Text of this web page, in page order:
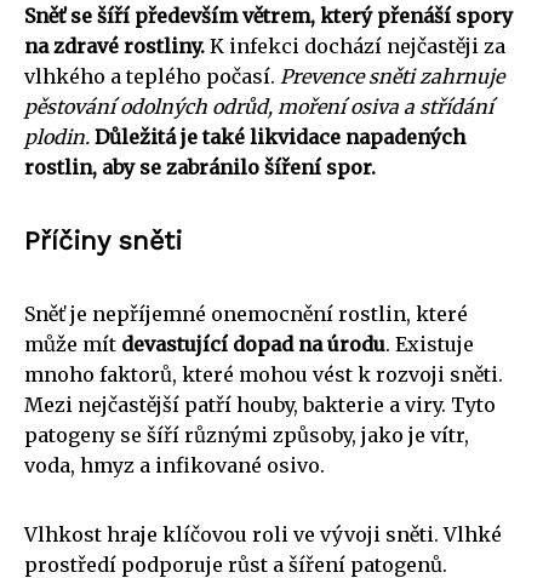
Sněť se šíří především větrem, který přenáší spory
na zdravé rostliny. K infekci dochází nejčastěji za
vlhkého a teplého počasí. Prevence sněti zahrnuje
pěstování odolných odrůd, moření osiva a střídání
plodin. Důležitá je také likvidace napadených
rostlin, aby se zabránilo šíření spor.
Příčiny sněti
Sněť je nepříjemné onemocnění rostlin, které
může mít devastující dopad na úrodu. Existuje
mnoho faktorů, které mohou vést k rozvoji sněti.
Mezi nejčastější patří houby, bakterie a viry. Tyto
patogeny se šíří různými způsoby, jako je vítr,
voda, hmyz a infikované osivo.
Vlhkost hraje klíčovou roli ve vývoji sněti. Vlhké
prostředí podporuje růst a šíření patogenů.